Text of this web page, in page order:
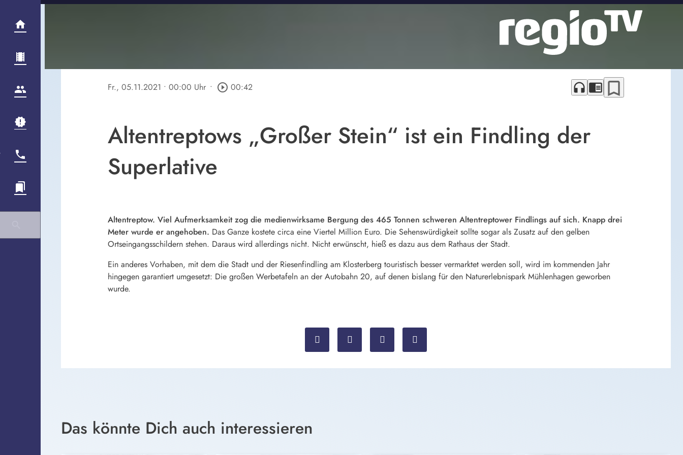
Fr., 05.11.2021 • 00:00 Uhr • play_circle_outline 00:42 headphones chrome_reader_mode bookmark_border
Altentreptows „Großer Stein“ ist ein Findling der
Superlative
Altentreptow. Viel Aufmerksamkeit zog die medienwirksame Bergung des 465 Tonnen schweren Altentreptower Findlings auf sich. Knapp drei
Meter wurde er angehoben. Das Ganze kostete circa eine Viertel Million Euro. Die Sehenswürdigkeit sollte sogar als Zusatz auf den gelben
Ortseingangsschildern stehen. Daraus wird allerdings nicht. Nicht erwünscht, hieß es dazu aus dem Rathaus der Stadt.
Ein anderes Vorhaben, mit dem die Stadt und der Riesenfindling am Klosterberg touristisch besser vermarktet werden soll, wird im kommenden Jahr
hingegen garantiert umgesetzt: Die großen Werbetafeln an der Autobahn 20, auf denen bislang für den Naturerlebnispark Mühlenhagen geworben
wurde.
Das könnte Dich auch interessieren